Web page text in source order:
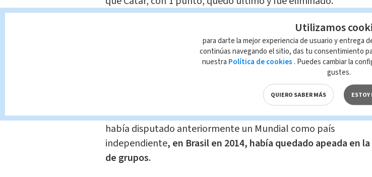
Después de dar la sorpresa el pasado 31 de marzo alderribar a
en la tanda de penales de su repechajede la zona europea,
Herzegovina queda ahora a la espera de la resolución de
para saber si puede avanzar de ronda como uno de los ocho
terceros de las doce llaves de la competición.
Si lo consigue sería un logro histórico, ya que la única vez que
había disputado anteriormente un Mundial como país
independiente, en Brasil en 2014, había quedado apeada en
de grupos.
Utilizamos
para darte la mejor experiencia de usuario y entrega
continúas navegando el sitio, das tu consentimiento
nuestra Política de cookies . Puedes cambiar la
gustes.
QUIERO SABER MÁS ESTOY